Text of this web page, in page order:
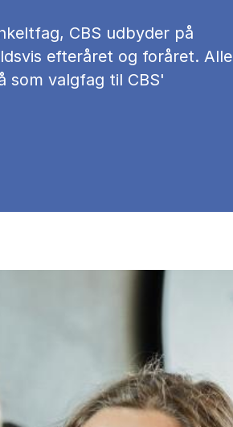
CBS udbyder på
efteråret og foråret. Alle
som valgfag til CBS'